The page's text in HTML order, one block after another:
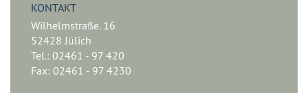
KONTAKT
Wilhelmstraße. 16
52428 Jülich
Tel.: 02461 - 97 420
Fax: 02461 - 97 4230